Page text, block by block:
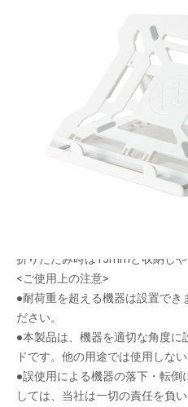
目線を高くし体への負荷
メーカー希望小売価格：
生産終了品
8段階の使いやすい角度に調節可
折りたたみ時は15mmと収納しや
<ご使用上の注意>
●耐荷重を超える機器は設置でき
ださい。
●本製品は、機器を適切な角度に
ドです。他の用途では使用しない
●誤使用による機器の落下・転倒
しては、当社は一切の責任を負い